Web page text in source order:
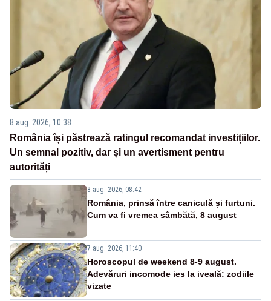
8 aug. 2026, 10:38
România își păstrează ratingul recomandat investițiilor.
Un semnal pozitiv, dar și un avertisment pentru
autorități
8 aug. 2026, 08:42
România, prinsă între caniculă și furtuni.
Cum va fi vremea sâmbătă, 8 august
7 aug. 2026, 11:40
Horoscopul de weekend 8-9 august.
Adevăruri incomode ies la iveală: zodiile
vizate